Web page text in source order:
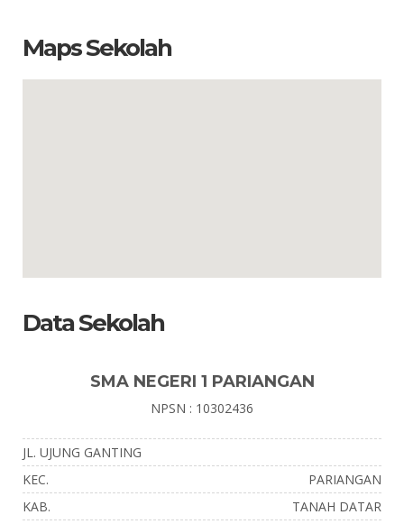
Maps Sekolah
Data Sekolah
SMA NEGERI 1 PARIANGAN
NPSN : 10302436
JL. UJUNG GANTING
KEC.
PARIANGAN
KAB.
TANAH DATAR